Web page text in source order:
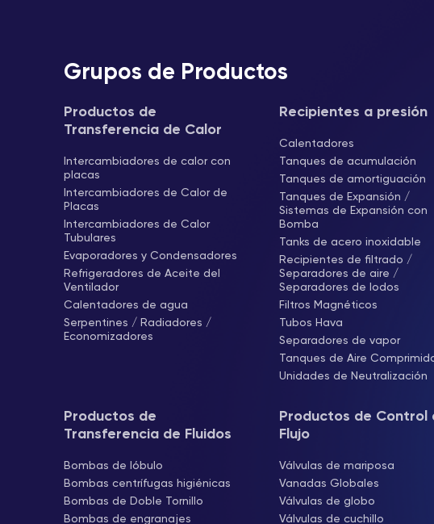
Grupos de Productos
Productos de
Transferencia de Calor
Intercambiadores de calor con
placas
Intercambiadores de Calor de
Placas
Intercambiadores de Calor
Tubulares
Evaporadores y Condensadores
Refrigeradores de Aceite del
Ventilador
Calentadores de agua
Serpentines / Radiadores /
Economizadores
Recipientes a presión
Calentadores
Tanques de acumulación
Tanques de amortiguación
Tanques de Expansión /
Sistemas de Expansión con
Bomba
Tanks de acero inoxidable
Recipientes de filtrado /
Separadores de aire /
Separadores de lodos
Filtros Magnéticos
Tubos Hava
Separadores de vapor
Tanques de Aire
Unidades de Neutralización
Productos de
Transferencia de Fluidos
Bombas de lóbulo
Bombas centrífugas higiénicas
Bombas de Doble Tornillo
Bombas de engranajes
Productos de Control
Flujo
Válvulas de mariposa
Vanadas Globales
Válvulas de globo
Válvulas de cuchillo